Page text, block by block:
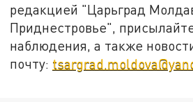
редакцией "Царьград
Приднестровье",
наблюдения, а также
почту: